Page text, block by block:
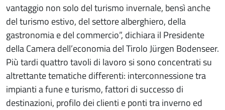
vantaggio non solo del turismo invernale, bensì anche
del turismo estivo, del settore alberghiero, della
gastronomia e del commercio”, dichiara il Presidente
della Camera dell’economia del Tirolo Jürgen Bodenseer.
Più tardi quattro tavoli di lavoro si sono concentrati su
altrettante tematiche differenti: interconnessione tra
impianti a fune e turismo, fattori di successo di
destinazioni, profilo dei clienti e ponti tra inverno ed